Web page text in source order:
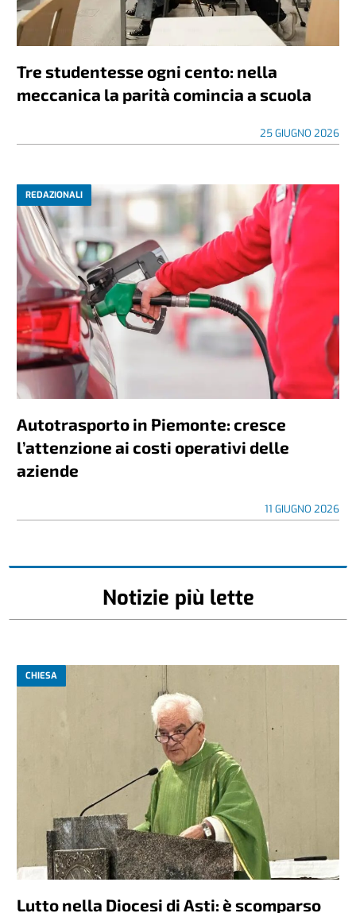
Tre studentesse ogni cento: nella
meccanica la parità comincia a scuola
25 GIUGNO 2026
REDAZIONALI
Autotrasporto in Piemonte: cresce
l’attenzione ai costi operativi delle
aziende
11 GIUGNO 2026
Notizie più lette
CHIESA
Lutto nella Diocesi di Asti: è scomparso